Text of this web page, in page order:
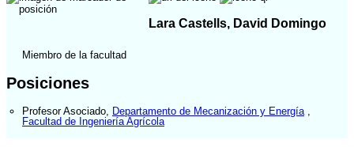
Lara Castells, David Domingo
Miembro de la facultad
Posiciones
Profesor Asociado Departamento de Mecanización y Energía
Facultad de Ingeniería Agrícola